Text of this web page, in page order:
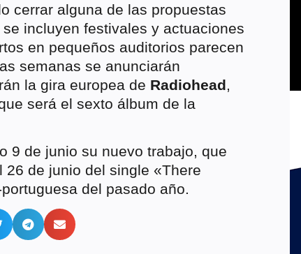
cerrar alguna de las propuestas
incluyen festivales y actuaciones
en pequeños auditorios parecen
semanas se anunciarán
la gira europea de Radiohead,
será el sexto álbum de la
9 de junio su nuevo trabajo, que
de junio del single «There
del pasado año.